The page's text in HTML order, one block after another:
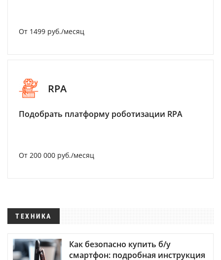
От 1499 руб./месяц
RPA
Подобрать платформу роботизации RPA
От 200 000 руб./месяц
ТЕХНИКА
Как безопасно купить б/у
смартфон: подробная инструкция